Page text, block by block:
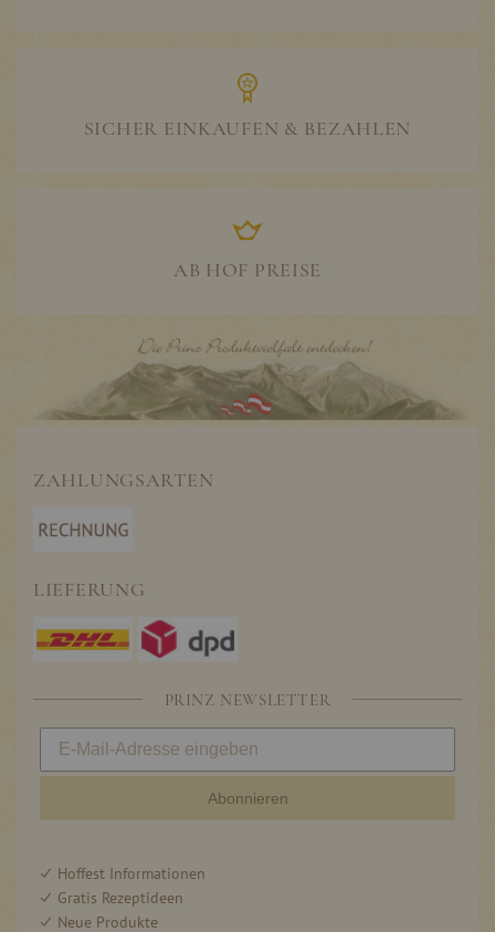
SICHER EINKAUFEN & BEZAHLEN
AB HOF PREISE
ZAHLUNGSARTEN
LIEFERUNG
PRINZ NEWSLETTER
Abonnieren
Hoffest Informationen
Gratis Rezeptideen
Neue Produkte